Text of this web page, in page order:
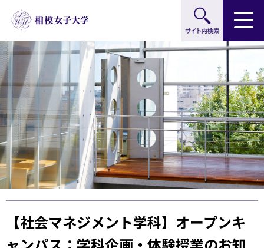
グ
ロ
ー
バ
ル
ナ
ビ
ゲ
ー
シ
ョ
ン
本
文
へ
ロ
ー
カ
ル
ナ
ビ
ゲ
ー
シ
ョ
ン
へ
フ
ッ
タ
ー
へ
【社会マネジメント学科】オープンキ